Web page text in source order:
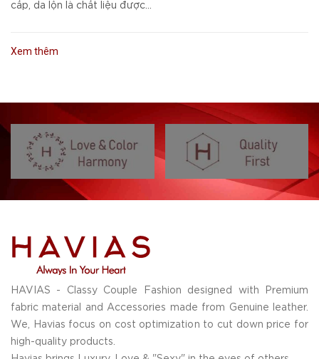
cấp, da lộn là chất liệu được...
Xem thêm
HAVIAS - Classy Couple Fashion designed with Premium
fabric material and Accessories made from Genuine leather.
We, Havias focus on cost optimization to cut down price for
high-quality products.